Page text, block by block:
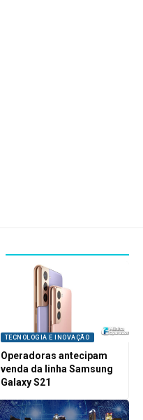
TECNOLOGIA E INOVAÇÃO
Operadoras antecipam
venda da linha Samsung
Galaxy S21